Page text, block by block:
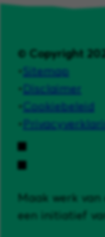
© Copyright
Sitemap
Disclaimer
Cookiebeleid
Maak werk van
een initiatief